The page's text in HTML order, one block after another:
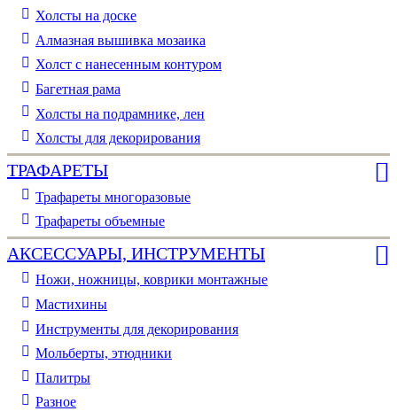
Холсты на доске
Алмазная вышивка мозаика
Холст с нанесенным контуром
Багетная рама
Холсты на подрамнике, лен
Холсты для декорирования
ТРАФАРЕТЫ
Трафареты многоразовые
Трафареты объемные
АКСЕССУАРЫ, ИНСТРУМЕНТЫ
Ножи, ножницы, коврики монтажные
Мастихины
Инструменты для декорирования
Мольберты, этюдники
Палитры
Разное